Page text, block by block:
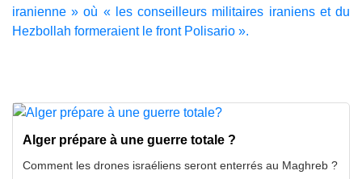
iranienne » où « les conseilleurs militaires iraniens et du
Hezbollah formeraient le front Polisario ».
Alger prépare à une guerre totale ?
Comment les drones israéliens seront enterrés au Maghreb ?